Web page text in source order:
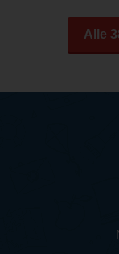
Alle